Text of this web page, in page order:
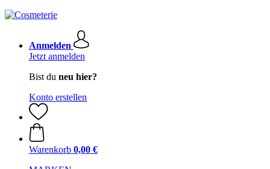
Anmelden
Jetzt anmelden
Bist du neu hier?
Konto erstellen
Warenkorb 0,00 €